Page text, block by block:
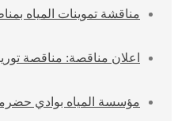
مناقشة تموينات المياه
اعلان مناقصة: مناقصة توريد
مؤسسة المياه بوادي